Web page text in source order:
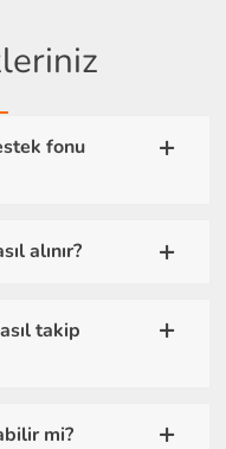
fonu
alınır?
takip
mi?